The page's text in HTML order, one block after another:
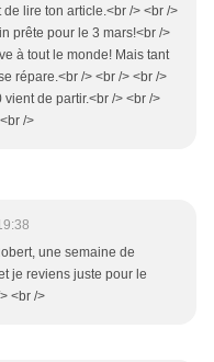
lire ton article.<br /> <br />
prête pour le 3 mars!<br />
à tout le monde! Mais tant
répare.<br /> <br /> <br />
de partir.<br /> <br />
/>
une semaine de
je reviens juste pour le
<br />